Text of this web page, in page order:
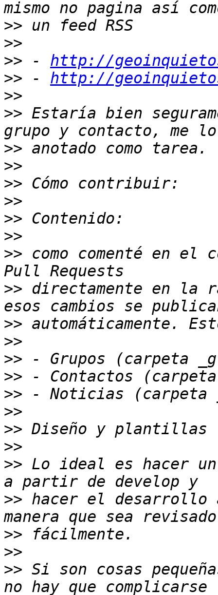
>>
>>
>> - http://
>> - http://
>>
>> Estaría bien
>>
>>
>>
>>
>>
>>
>> como comenté en el
>> directamente en la
>>
>>
>>
>>
>>
>>
>>
>>
>> Lo ideal es hacer
>> hacer el desarrollo
>>
>>
>> Si son cosas